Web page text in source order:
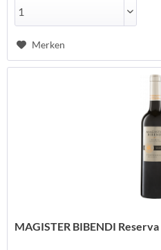
Merken
MAGISTER BIBENDI Reserva